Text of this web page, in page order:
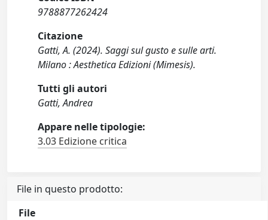
9788877262424
Citazione
Gatti, A. (2024). Saggi sul gusto e sulle arti.
Milano : Aesthetica Edizioni (Mimesis).
Tutti gli autori
Gatti, Andrea
Appare nelle tipologie:
3.03 Edizione critica
File in questo prodotto:
File